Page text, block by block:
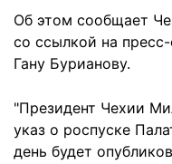
Об этом сообщает
со ссылкой на
Гану Бурианову.
"Президент Чехии
указ о роспуске
день будет